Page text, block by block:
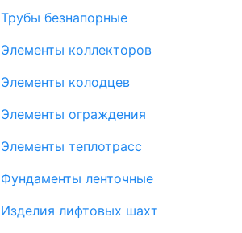
Трубы безнапорные
Элементы коллекторов
Элементы колодцев
Элементы ограждения
Элементы теплотрасс
Фундаменты ленточные
Изделия лифтовых шахт